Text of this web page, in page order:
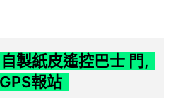
製紙皮遙控巴士 門,
報站